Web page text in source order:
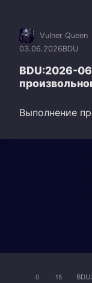
Vulner Queen
03.06.2026BDU
BDU:2026-
Выполнение
0 15